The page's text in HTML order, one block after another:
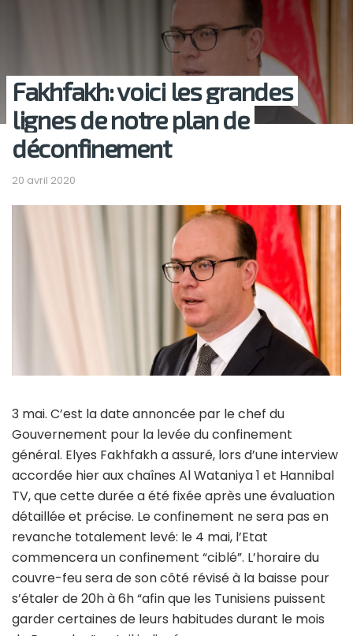
Fakhfakh: voici les grandes
lignes de notre plan de
déconfinement
20 avril 2020
3 mai. C’est la date annoncée par le chef du
Gouvernement pour la levée du confinement
général. Elyes Fakhfakh a assuré, lors d’une interview
accordée hier aux chaînes Al Wataniya 1 et Hannibal
TV, que cette durée a été fixée après une évaluation
détaillée et précise. Le confinement ne sera pas en
revanche totalement levé: le 4 mai, l’Etat
commencera un confinement “ciblé”. L’horaire du
couvre-feu sera de son côté révisé à la baisse pour
s’étaler de 20h à 6h “afin que les Tunisiens puissent
garder certaines de leurs habitudes durant le mois